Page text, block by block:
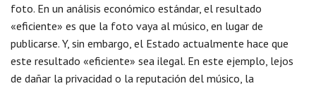
foto. En un análisis económico estándar, el resultado
«eficiente» es que la foto vaya al músico, en lugar de
publicarse. Y, sin embargo, el Estado actualmente hace que
este resultado «eficiente» sea ilegal. En este ejemplo, lejos
de dañar la privacidad o la reputación del músico, la